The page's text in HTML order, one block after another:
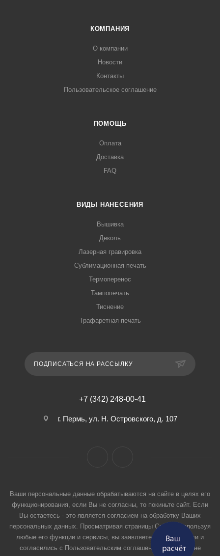
КОМПАНИЯ
О компании
Новости
Контакты
Пользовательское соглашение
ПОМОЩЬ
Оплата
Доставка
FAQ
ВИДЫ НАНЕСЕНИЯ
Вышивка
Деколь
Лазерная гравировка
Сублимационная печать
Термоперенос
Тампопечать
Тиснение
Трафаретная печать
ПОДПИСАТЬСЯ НА РАССЫЛКУ
+7 (342) 248-00-41
г. Пермь, ул. Н. Островского, д. 107
Ваши персональные данные обрабатываются на сайте в целях его
функционирования, если Вы не согласны, то покиньте сайт. Если
Вы остаетесь - это является согласием на обработку Ваших
персональных данных. Просматривая страницы Сайта и используя
любые его функции и сервисы, вы заявляете, что прочитали и
согласились с Пользовательским соглашением. Если вы не